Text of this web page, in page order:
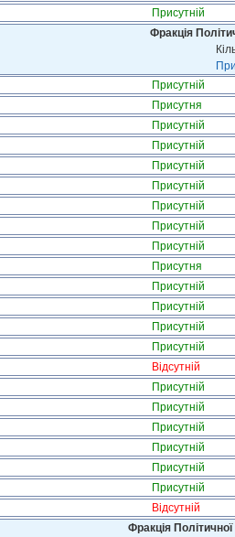
Присутній
Фракція
Присутній
Присутня
Присутній
Присутній
Присутній
Присутній
Присутній
Присутній
Присутній
Присутня
Присутній
Присутній
Присутній
Присутній
Відсутній
Присутній
Присутній
Присутній
Присутній
Присутній
Присутній
Відсутній
Фракція